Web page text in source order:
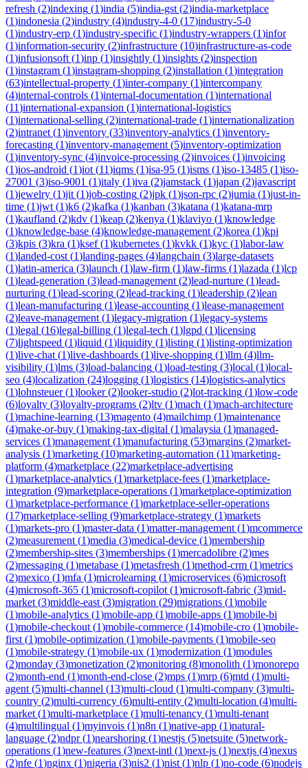
refresh (2)indexing (1)india (5)india-gst (2)india-marketplace
(1)indonesia (2)industry (4)industry-4-0 (17)industry-5-0
(1)industry-erp (1)industry-specific (1)industry-wrappers (1)infor
(1)information-security (2)infrastructure (10)infrastructure-as-code
(1)infusionsoft (1)inp (1)insightly (1)insights (2)inspection
(1)instagram (1)instagram-shopping (2)installation (1)integration
(63)intellectual-property (1)inter-company (1)intercompany
(4)internal-controls (1)internal-documentation (1)international
(11)international-expansion (1)international-logistics
(1)international-selling (2)international-trade (1)internationalization
(2)intranet (1)inventory (33)inventory-analytics (1)inventory-
forecasting (1)inventory-management (5)inventory-optimization
(1)inventory-sync (4)invoice-processing (2)invoices (1)invoicing
(1)ios-android (1)iot (11)iqms (1)isa-95 (1)isms (1)iso-13485 (1)iso-
27001 (3)iso-9001 (1)italy (1)iva (2)jamstack (1)japan (2)javascript
(1)jewelry (1)jit (1)job-costing (2)jpk (1)json-rpc (2)jumia (1)just-in-
time (1)jwt (1)k6 (2)kafka (1)kanban (3)katana (1)katana-mrp
(1)kaufland (2)kdv (1)keap (2)kenya (1)klaviyo (1)knowledge
(1)knowledge-base (4)knowledge-management (2)korea (1)kpi
(3)kpis (3)kra (1)ksef(1)kubernetes (1)kvkk (1)kyc (1)labor-law
(1)landed-cost (1)landing-pages (4)langchain (3)large-datasets
(1)latin-america (3)launch (1)law-firm (1)law-firms (1)lazada (1)lcp
(1)lead-generation (3)lead-management (2)lead-nurture (1)lead-
nurturing (1)lead-scoring (2)lead-tracking (1)leadership (2)lean
(1)lean-manufacturing (1)lease-accounting (1)lease-management
(2)leave-management (1)legacy-migration (1)legacy-systems
(1)legal (16)legal-billing (1)legal-tech (1)lgpd (1)licensing
(7)lightspeed (1)liquid (1)liquidity (1)listing (1)listing-optimization
(1)live-chat (1)live-dashboards (1)live-shopping (1)llm (4)llm-
visibility (1)lms (3)load-balancing (1)load-testing (3)local (1)local-
seo (4)localization (24)logging (1)logistics (14)logistics-analytics
(1)lohnsteuer(1)looker(2)looker-studio (2)lot-tracking (1)low-code
(6)loyalty (3)loyalty-programs (2)ltv (1)mach (1)mach-architecture
(1)machine-learning (13)magento (4)mailchimp (1)maintenance
(4)make-or-buy (1)making-tax-digital (1)malaysia (1)managed-
services (1)management (1)manufacturing (53)margins (2)market-
analysis (1)marketing (10)marketing-automation (11)marketing-
platform (4)marketplace (22)marketplace-advertising
(1)marketplace-analytics (1)marketplace-fees (1)marketplace-
integration (9)marketplace-operations (1)marketplace-optimization
(1)marketplace-performance (1)marketplace-seller-operations
(17)marketplace-selling (9)marketplace-strategy (1)markets
(1)markets-pro (1)master-data (1)matter-management (1)mcommerce
(2)measurement (1)media (3)medical-device (1)membership
(2)membership-sites (3)memberships (1)mercadolibre (2)mes
(2)messaging (1)metabase (1)metasfresh (1)method-crm (1)metrics
(2)mexico (1)mfa (1)microlearning (1)microservices (6)microsoft
(4)microsoft-365 (1)microsoft-copilot (1)microsoft-fabric (3)mid-
market (3)middle-east (3)migration (29)migrations (1)mobile
(1)mobile-analytics (1)mobile-app (1)mobile-apps (1)mobile-bi
(1)mobile-checkout (1)mobile-commerce (14)mobile-cro (1)mobile-
first (1)mobile-optimization (1)mobile-payments (1)mobile-seo
(1)mobile-strategy (1)mobile-ux (1)modernization (1)modules
(2)monday (3)monetization (2)monitoring (8)monolith (1)monorepo
(2)month-end (1)month-end-close (2)mps (1)mrp (6)mtd (1)multi-
agent (5)multi-channel (13)multi-cloud (1)multi-company (3)multi-
country (2)multi-currency (6)multi-entity (2)multi-location (4)multi-
market (1)multi-marketplace (1)multi-tenancy (1)multi-tenant
(4)multilingual (1)myinvois (1)n8n (1)native-app (1)natural-
language (2)ndpr(1)nearshoring (1)nestjs (5)netsuite (5)network-
operations (1)new-features (3)next-intl (1)next-js (1)nextjs (4)nexus
(2)nfe (1)nginx (1)nigeria (3)nis2 (1)nist (1)nlp (1)no-code (6)nodejs